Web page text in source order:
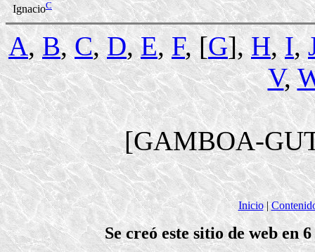
IgnacioC
A,B,C,D,E,F, [G],H,I,
V,
[GAMBOA-
Inicio|
Se creó este sitio de web en